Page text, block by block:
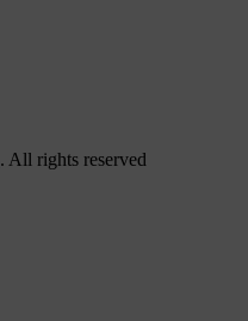
. All rights reserved